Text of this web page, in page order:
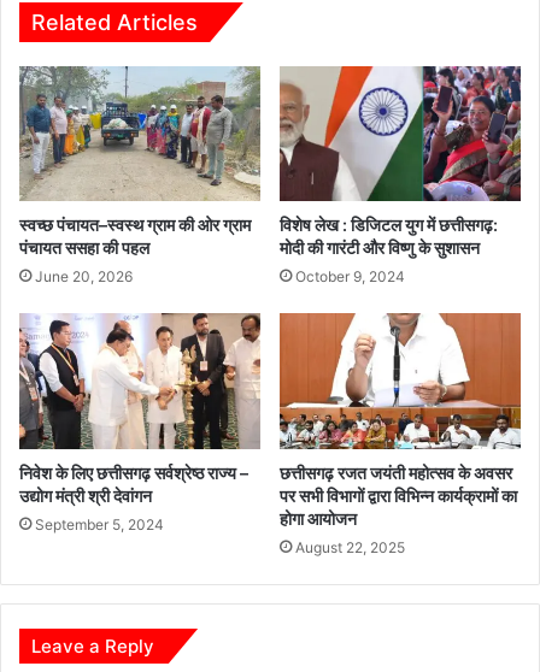
ज
मा
म
डे
मो
स्ट्रे
श
न
सें
ट
र
का
शु
भा
रं
भ
Related Articles
स्वच्छ पंचायत–स्वस्थ ग्राम की ओर ग्राम
पंचायत ससहा की पहल
June 20, 2026
विशेष लेख : डिजिटल युग में छत्तीसगढ़:
मोदी की गारंटी और विष्णु के सुशासन
October 9, 2024
निवेश के लिए छत्तीसगढ़ सर्वश्रेष्ठ राज्य –
उद्योग मंत्री श्री देवांगन
September 5, 2024
छत्तीसगढ़ रजत जयंती महोत्सव के अवसर
पर सभी विभागों द्वारा विभिन्न कार्यक्रामों का
होगा आयोजन
August 22, 2025
Leave a Reply